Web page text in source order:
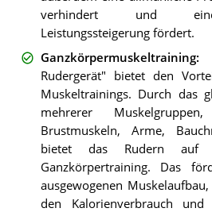
verhindert und
Leistungssteigerung fördert.
Ganzkörpermuskeltraining
Rudergerät" bietet den
Muskeltrainings. Durch das
mehrerer
Brustmuskeln, Arme,
bietet das Rudern auf
Ganzkörpertraining. Das
ausgewogenen
den Kalorienverbrauch und